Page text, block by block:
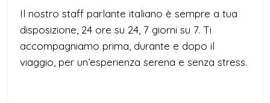
Il nostro staff parlante italiano è sempre a tua
disposizione, 24 ore su 24, 7 giorni su 7. Ti
accompagniamo prima, durante e dopo il
viaggio, per un’esperienza serena e senza stress.